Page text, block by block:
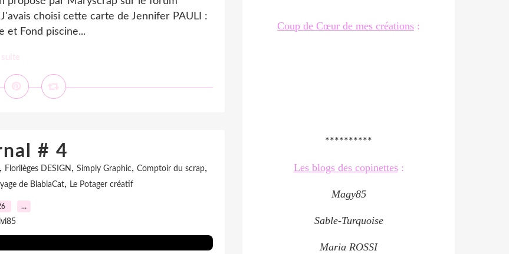
choisi cette carte de Jennifer PAULI :
et Fond piscine...
suite
# 4
, Florilèges DESIGN , Simply Graphic, Comptoir du scrap,
de BlablaCat, Le Potager créatif
…
Coup de Cœur de mes créations :
**********
Les blogs des copinettes:
Magy85
Sable-Turquoise
Maria ROSSI